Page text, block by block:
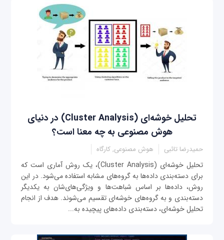
تحلیل خوشه‌ای (Cluster Analysis) در دنیای
هوش مصنوعی به چه معنا است؟
حمیدرضا تائبی هوش مصنوعی, کارگاه
تحلیل خوشه‌ای (Cluster Analysis)، یک روش آماری است که
برای دسته‌بندی داده‌ها به گروه‌های مشابه استفاده می‌شود. در این
روش، داده‌ها بر اساس شباهت‌ها و ویژگی‌های‌شان به یکدیگر
دسته‌بندی و به گروه‌های خوشه‌ای تقسیم می‌شوند. هدف از انجام
تحلیل خوشه‌ای، دسته‌بندی داده‌های پیچیده به...